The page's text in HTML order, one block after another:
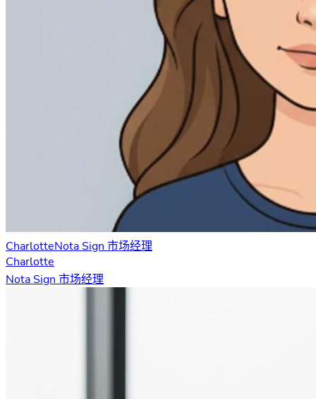
CharlotteNota Sign 市场经理
Charlotte
Nota Sign 市场经理